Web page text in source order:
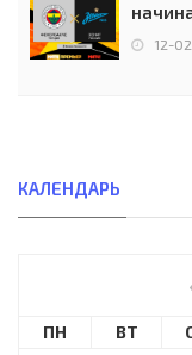
12-
КАЛЕНДАРЬ
ПН ВТ